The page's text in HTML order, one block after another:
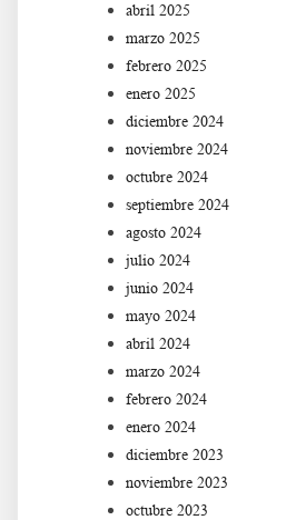
abril 2025
marzo 2025
febrero 2025
enero 2025
diciembre 2024
noviembre 2024
octubre 2024
septiembre 2024
agosto 2024
julio 2024
junio 2024
mayo 2024
abril 2024
marzo 2024
febrero 2024
enero 2024
diciembre 2023
noviembre 2023
octubre 2023